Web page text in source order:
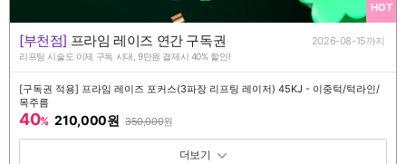
HOT
[부천점] 프라임 레이즈 연간 구독권 2026-08-15까지
리프팅 시술도 이제 구독 시대, 9만원 결제시 40% 할인!
[구독권 적용] 프라임 레이즈 포커스(3파장 리프팅 레이저) 45KJ - 이중턱/턱라인/
목주름
40% 210,000원 350,000원
패키지 보기 토글